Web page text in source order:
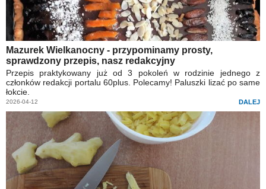
Mazurek Wielkanocny - przypominamy prosty,
sprawdzony przepis, nasz redakcyjny
Przepis praktykowany już od 3 pokoleń w rodzinie jednego z
członków redakcji portalu 60plus. Polecamy! Paluszki lizać po same
łokcie.
2026-04-12 DALEJ